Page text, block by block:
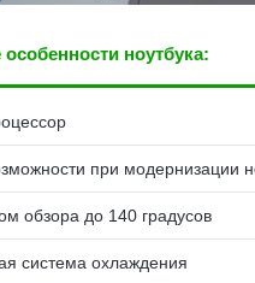
ноутбука:
при модернизации
обзора до 140 градусов
система охлаждения